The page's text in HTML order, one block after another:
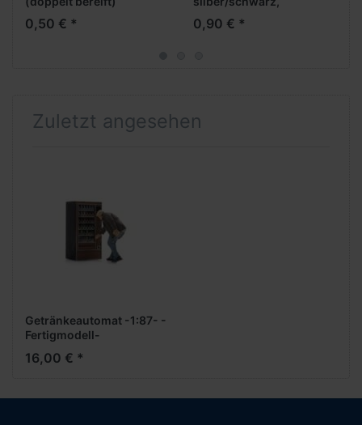
0,50 € *
Vorderachse
0,90 € *
Zuletzt angesehen
Getränkeautomat -1:87- -
Fertigmodell-
16,00 € *